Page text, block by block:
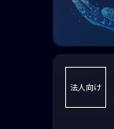
法人向け